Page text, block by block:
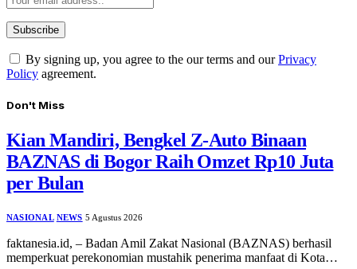
By signing up, you agree to the our terms and ourPrivacy
Policy agreement.
Don't Miss
Kian Mandiri, Bengkel Z-Auto Binaan
BAZNAS di Bogor Raih Omzet Rp10 Juta
per Bulan
NASIONAL NEWS 5 Agustus 2026
faktanesia.id, – ​Badan Amil Zakat Nasional (BAZNAS) berhasil
memperkuat perekonomian mustahik penerima manfaat di Kota…